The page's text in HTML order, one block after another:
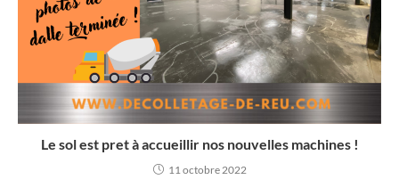
Le sol est pret à accueillir nos nouvelles machines !
11 octobre 2022